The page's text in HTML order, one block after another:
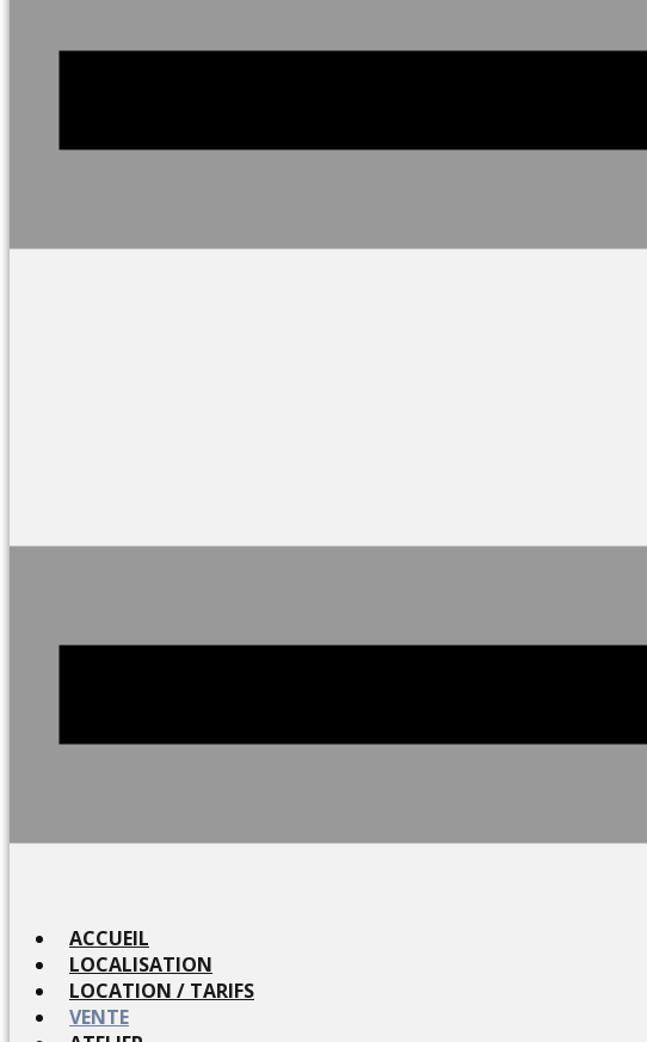
ACCUEIL
LOCALISATION
LOCATION / TARIFS
VENTE